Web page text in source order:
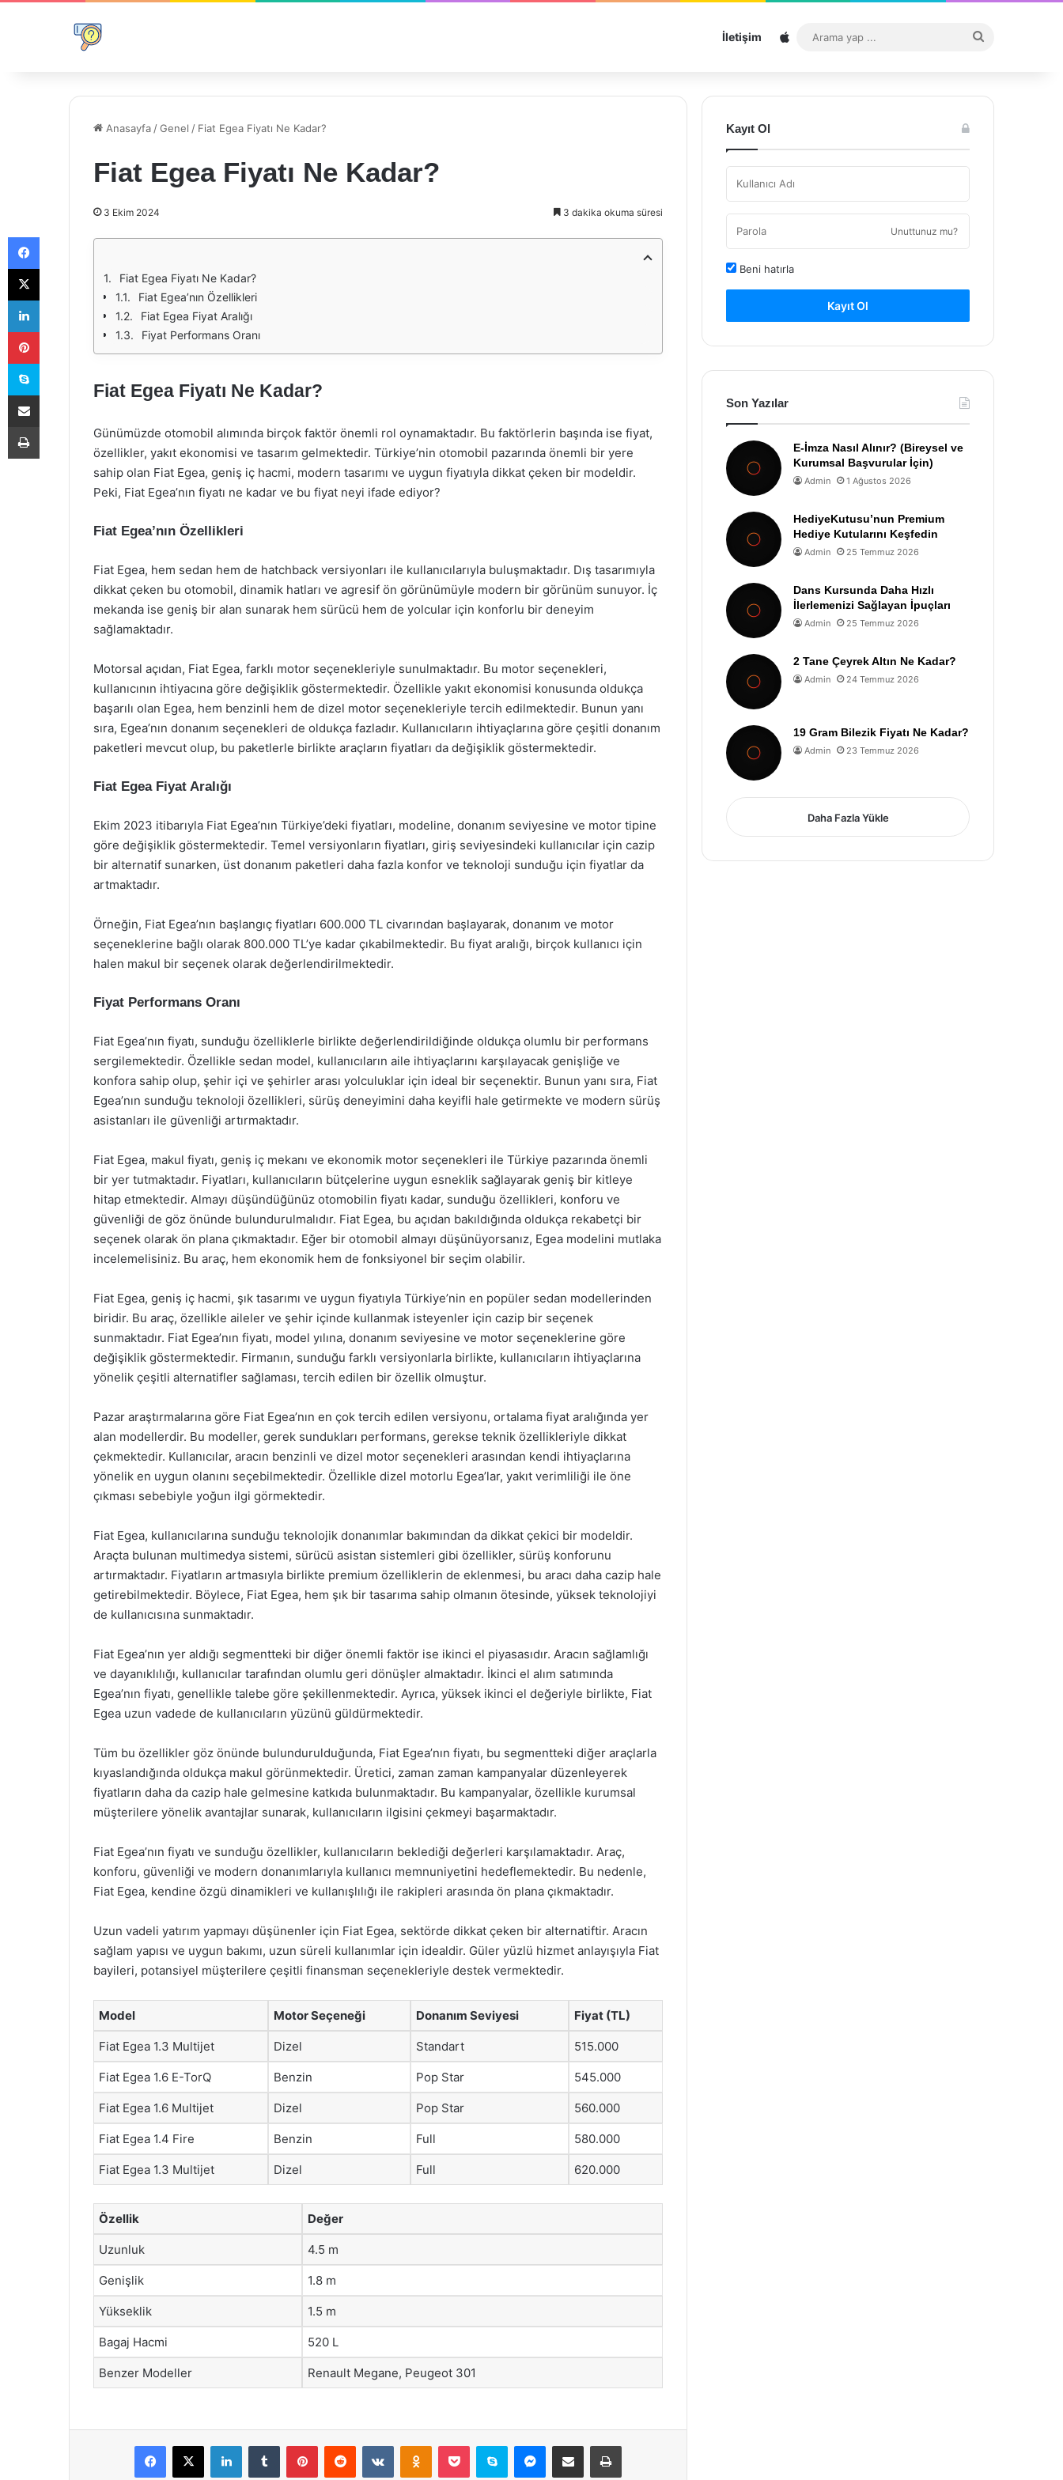
İletişim Sitemap
...
Anasayfa /Genel / Fiat Egea Fiyatı Ne Kadar?
Fiat Egea Fiyatı Ne Kadar?
3 Ekim 2024 3 dakika okuma süresi
Fiat Egea Fiyatı Ne Kadar?
Fiat Egea’nın Özellikleri
Fiat Egea Fiyat Aralığı
Fiyat Performans Oranı
Fiat Egea Fiyatı Ne Kadar?
Günümüzde otomobil alımında birçok faktör önemli rol oynamaktadır. Bu faktörlerin başında ise fiyat,
özellikler, yakıt ekonomisi ve tasarım gelmektedir. Türkiye’nin otomobil pazarında önemli bir yere
sahip olan Fiat Egea, geniş iç hacmi, modern tasarımı ve uygun fiyatıyla dikkat çeken bir modeldir.
Peki, Fiat Egea’nın fiyatı ne kadar ve bu fiyat neyi ifade ediyor?
Fiat Egea’nın Özellikleri
Fiat Egea, hem sedan hem de hatchback versiyonları ile kullanıcılarıyla buluşmaktadır. Dış tasarımıyla
dikkat çeken bu otomobil, dinamik hatları ve agresif ön görünümüyle modern bir görünüm sunuyor. İç
mekanda ise geniş bir alan sunarak hem sürücü hem de yolcular için konforlu bir deneyim
sağlamaktadır.
Motorsal açıdan, Fiat Egea, farklı motor seçenekleriyle sunulmaktadır. Bu motor seçenekleri,
kullanıcının ihtiyacına göre değişiklik göstermektedir. Özellikle yakıt ekonomisi konusunda oldukça
başarılı olan Egea, hem benzinli hem de dizel motor seçenekleriyle tercih edilmektedir. Bunun yanı
sıra, Egea’nın donanım seçenekleri de oldukça fazladır. Kullanıcıların ihtiyaçlarına göre çeşitli donanım
paketleri mevcut olup, bu paketlerle birlikte araçların fiyatları da değişiklik göstermektedir.
Fiat Egea Fiyat Aralığı
Ekim 2023 itibarıyla Fiat Egea’nın Türkiye’deki fiyatları, modeline, donanım seviyesine ve motor tipine
göre değişiklik göstermektedir. Temel versiyonların fiyatları, giriş seviyesindeki kullanıcılar için cazip
bir alternatif sunarken, üst donanım paketleri daha fazla konfor ve teknoloji sunduğu için fiyatlar da
artmaktadır.
Örneğin, Fiat Egea’nın başlangıç fiyatları 600.000 TL civarından başlayarak, donanım ve motor
seçeneklerine bağlı olarak 800.000 TL’ye kadar çıkabilmektedir. Bu fiyat aralığı, birçok kullanıcı için
halen makul bir seçenek olarak değerlendirilmektedir.
Fiyat Performans Oranı
Fiat Egea’nın fiyatı, sunduğu özelliklerle birlikte değerlendirildiğinde oldukça olumlu bir performans
sergilemektedir. Özellikle sedan model, kullanıcıların aile ihtiyaçlarını karşılayacak genişliğe ve
konfora sahip olup, şehir içi ve şehirler arası yolculuklar için ideal bir seçenektir. Bunun yanı sıra, Fiat
Egea’nın sunduğu teknoloji özellikleri, sürüş deneyimini daha keyifli hale getirmekte ve modern sürüş
asistanları ile güvenliği artırmaktadır.
Fiat Egea, makul fiyatı, geniş iç mekanı ve ekonomik motor seçenekleri ile Türkiye pazarında önemli
bir yer tutmaktadır. Fiyatları, kullanıcıların bütçelerine uygun esneklik sağlayarak geniş bir kitleye
hitap etmektedir. Almayı düşündüğünüz otomobilin fiyatı kadar, sunduğu özellikleri, konforu ve
güvenliği de göz önünde bulundurulmalıdır. Fiat Egea, bu açıdan bakıldığında oldukça rekabetçi bir
seçenek olarak ön plana çıkmaktadır. Eğer bir otomobil almayı düşünüyorsanız, Egea modelini mutlaka
incelemelisiniz. Bu araç, hem ekonomik hem de fonksiyonel bir seçim olabilir.
Fiat Egea, geniş iç hacmi, şık tasarımı ve uygun fiyatıyla Türkiye’nin en popüler sedan modellerinden
biridir. Bu araç, özellikle aileler ve şehir içinde kullanmak isteyenler için cazip bir seçenek
sunmaktadır. Fiat Egea’nın fiyatı, model yılına, donanım seviyesine ve motor seçeneklerine göre
değişiklik göstermektedir. Firmanın, sunduğu farklı versiyonlarla birlikte, kullanıcıların ihtiyaçlarına
yönelik çeşitli alternatifler sağlaması, tercih edilen bir özellik olmuştur.
Pazar araştırmalarına göre Fiat Egea’nın en çok tercih edilen versiyonu, ortalama fiyat aralığında yer
alan modellerdir. Bu modeller, gerek sundukları performans, gerekse teknik özellikleriyle dikkat
çekmektedir. Kullanıcılar, aracın benzinli ve dizel motor seçenekleri arasından kendi ihtiyaçlarına
yönelik en uygun olanını seçebilmektedir. Özellikle dizel motorlu Egea’lar, yakıt verimliliği ile öne
çıkması sebebiyle yoğun ilgi görmektedir.
Fiat Egea, kullanıcılarına sunduğu teknolojik donanımlar bakımından da dikkat çekici bir modeldir.
Araçta bulunan multimedya sistemi, sürücü asistan sistemleri gibi özellikler, sürüş konforunu
artırmaktadır. Fiyatların artmasıyla birlikte premium özelliklerin de eklenmesi, bu aracı daha cazip hale
getirebilmektedir. Böylece, Fiat Egea, hem şık bir tasarıma sahip olmanın ötesinde, yüksek teknolojiyi
de kullanıcısına sunmaktadır.
Fiat Egea’nın yer aldığı segmentteki bir diğer önemli faktör ise ikinci el piyasasıdır. Aracın sağlamlığı
ve dayanıklılığı, kullanıcılar tarafından olumlu geri dönüşler almaktadır. İkinci el alım satımında
Egea’nın fiyatı, genellikle talebe göre şekillenmektedir. Ayrıca, yüksek ikinci el değeriyle birlikte, Fiat
Egea uzun vadede de kullanıcıların yüzünü güldürmektedir.
Tüm bu özellikler göz önünde bulundurulduğunda, Fiat Egea’nın fiyatı, bu segmentteki diğer araçlarla
kıyaslandığında oldukça makul görünmektedir. Üretici, zaman zaman kampanyalar düzenleyerek
fiyatların daha da cazip hale gelmesine katkıda bulunmaktadır. Bu kampanyalar, özellikle kurumsal
müşterilere yönelik avantajlar sunarak, kullanıcıların ilgisini çekmeyi başarmaktadır.
Fiat Egea’nın fiyatı ve sunduğu özellikler, kullanıcıların beklediği değerleri karşılamaktadır. Araç,
konforu, güvenliği ve modern donanımlarıyla kullanıcı memnuniyetini hedeflemektedir. Bu nedenle,
Fiat Egea, kendine özgü dinamikleri ve kullanışlılığı ile rakipleri arasında ön plana çıkmaktadır.
Uzun vadeli yatırım yapmayı düşünenler için Fiat Egea, sektörde dikkat çeken bir alternatiftir. Aracın
sağlam yapısı ve uygun bakımı, uzun süreli kullanımlar için idealdir. Güler yüzlü hizmet anlayışıyla Fiat
bayileri, potansiyel müşterilere çeşitli finansman seçenekleriyle destek vermektedir.
Model Motor Seçeneği Donanım Seviyesi Fiyat (TL)
Fiat Egea 1.3 Multijet Dizel Standart 515.000
Fiat Egea 1.6 E-TorQ Benzin Pop Star 545.000
Fiat Egea 1.6 Multijet Dizel Pop Star 560.000
Fiat Egea 1.4 Fire Benzin Full 580.000
Fiat Egea 1.3 Multijet Dizel Full 620.000
Özellik Değer
Uzunluk 4.5 m
Genişlik 1.8 m
Yükseklik 1.5 m
Bagaj Hacmi 520 L
Benzer Modeller Renault Megane, Peugeot 301
Facebook
X LinkedInTumblr PinterestReddit VKontakteOdnoklassniki
Pocket Skype Messenger
E-Posta ile paylaş Yazdır
Kayıt Ol
Unuttunuz mu?
Beni hatırla
Kayıt Ol
Son Yazılar
E-İmza Nasıl Alınır? (Bireysel ve
Kurumsal Başvurular İçin)
Admin 1 Ağustos 2026
HediyeKutusu’nun Premium
Hediye Kutularını Keşfedin
Admin 25 Temmuz 2026
Dans Kursunda Daha Hızlı
İlerlemenizi Sağlayan İpuçları
Admin 25 Temmuz 2026
2 Tane Çeyrek Altın Ne Kadar?
Admin 24 Temmuz 2026
19 Gram Bilezik Fiyatı Ne Kadar?
Admin 23 Temmuz 2026
Daha Fazla Yükle
Facebook
X
LinkedIn
Pinterest
Skype
E-Posta ile paylaş